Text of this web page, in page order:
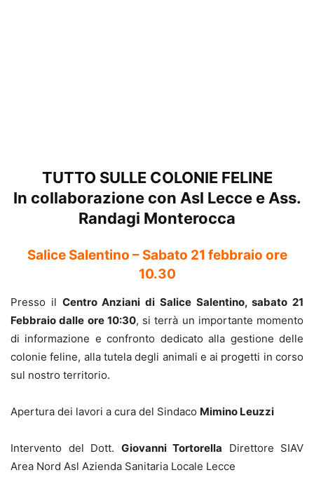
TUTTO SULLE COLONIE FELINE
In collaborazione con Asl Lecce e Ass.
Randagi Monterocca
Salice Salentino – Sabato 21 febbraio ore
10.30
Presso il Centro Anziani di Salice Salentino, sabato 21
Febbraio dalle ore 10:30, si terrà un importante momento
di informazione e confronto dedicato alla gestione delle
colonie feline, alla tutela degli animali e ai progetti in corso
sul nostro territorio.
Apertura dei lavori a cura del Sindaco Mimino Leuzzi
Intervento del Dott. Giovanni Tortorella Direttore SIAV
Area Nord Asl Azienda Sanitaria Locale Lecce